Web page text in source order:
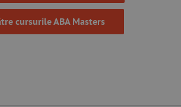
cursurile ABA Masters